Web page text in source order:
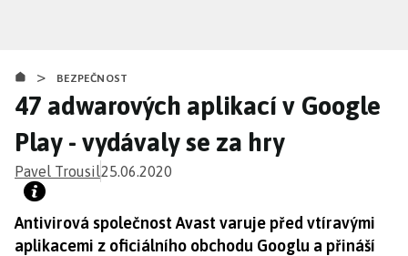
obsahu
> BEZPEČNOST
47 adwarových aplikací v Google
Play - vydávaly se za hry
Pavel Trousil25.06.2020
Antivirová společnost Avast varuje před vtíravými
aplikacemi z oficiálního obchodu Googlu a přináší